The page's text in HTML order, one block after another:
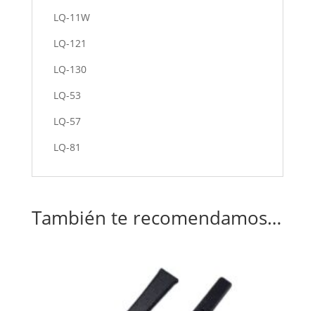
LQ-11W
LQ-121
LQ-130
LQ-53
LQ-57
LQ-81
También te recomendamos…